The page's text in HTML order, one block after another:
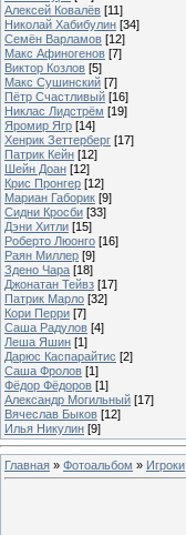
Алексей Ковалёв [11]
Николай Хабибулин [34]
Семён Варламов [12]
Макс Афиногенов [7]
Виктор Козлов [5]
Макс Сушинский [7]
Пётр Счастливый [16]
Никлас Лидстрём [19]
Яромир Ягр [14]
Хенрик Зеттерберг [17]
Патрик Кейн [12]
Шейн Доан [12]
Крис Пронгер [12]
Мариан Габорик [9]
Сидни Кросби [33]
Дэни Хитли [15]
Роберто Люонго [16]
Раян Миллер [9]
Здено Чара [18]
Джонатан Тейвз [17]
Патрик Марло [32]
Кори Перри [7]
Саша Радулов [4]
Леша Яшин [1]
Дарюс Каспарайтис [2]
Саша Фролов [1]
Фёдор Фёдоров [1]
Александр Могильный [17]
Вячеслав Быков [12]
Илья Никулин [9]
Главная » Фотоальбом » Игроки